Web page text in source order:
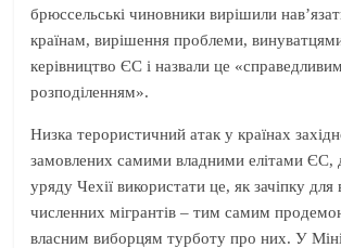
брюссельські чиновники вирішили
країнам, вирішення проблеми,
керівництво ЄС і назвали це «справедливим
розподіленням».
Низка терористичний атак у країнах
замовлених самими владними елітами ЄС,
уряду Чехії використати це, як зачіпку для
численних мігрантів – тим самим
власним виборцям турботу про них. У